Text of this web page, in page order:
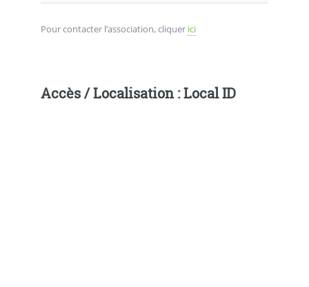
Pour contacter l’association, cliquer ici
Accès / Localisation : Local ID